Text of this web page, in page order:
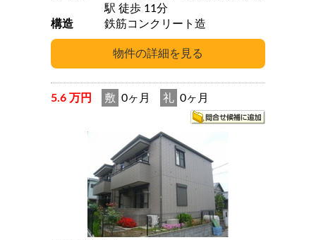
駅 徒歩 11分
構造
鉄筋コンクリート造
5.6 万円 敷 0ヶ月 礼 0ヶ月